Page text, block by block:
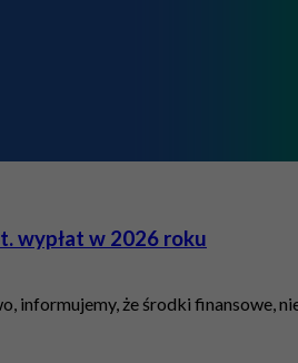
wypłat w 2026 roku
informujemy, że środki finansowe,